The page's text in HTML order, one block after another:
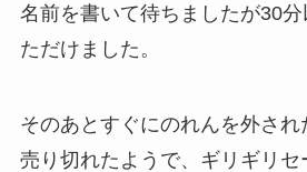
名前を書いて待ちましたが30
ただけました。
そのあとすぐにのれんを外さ
売り切れたようで、ギリギリ